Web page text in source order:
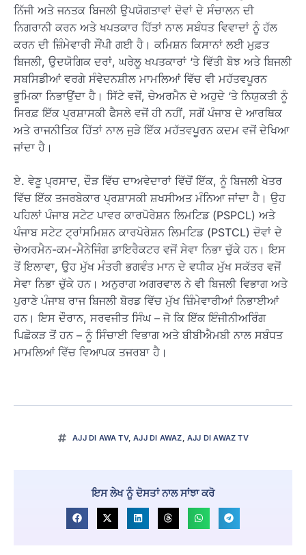
ਨਿੱਜੀ ਅਤੇ ਜਨਤਕ ਬਿਜਲੀ ਉਪਯੋਗਤਾਵਾਂ ਦੋਵਾਂ ਦੇ ਸੰਚਾਲਨ ਦੀ
ਨਿਗਰਾਨੀ ਕਰਨ ਅਤੇ ਖਪਤਕਾਰ ਹਿੱਤਾਂ ਨਾਲ ਸਬੰਧਤ ਵਿਵਾਦਾਂ ਨੂੰ ਹੱਲ
ਕਰਨ ਦੀ ਜ਼ਿੰਮੇਵਾਰੀ ਸੌਂਪੀ ਗਈ ਹੈ। ਕਮਿਸ਼ਨ ਕਿਸਾਨਾਂ ਲਈ ਮੁਫ਼ਤ
ਬਿਜਲੀ, ਉਦਯੋਗਿਕ ਦਰਾਂ, ਘਰੇਲੂ ਖਪਤਕਾਰਾਂ ‘ਤੇ ਵਿੱਤੀ ਬੋਝ ਅਤੇ ਬਿਜਲੀ
ਸਬਸਿਡੀਆਂ ਵਰਗੇ ਸੰਵੇਦਨਸ਼ੀਲ ਮਾਮਲਿਆਂ ਵਿੱਚ ਵੀ ਮਹੱਤਵਪੂਰਨ
ਭੂਮਿਕਾ ਨਿਭਾਉਂਦਾ ਹੈ। ਸਿੱਟੇ ਵਜੋਂ, ਚੇਅਰਮੈਨ ਦੇ ਅਹੁਦੇ ‘ਤੇ ਨਿਯੁਕਤੀ ਨੂੰ
ਸਿਰਫ਼ ਇੱਕ ਪ੍ਰਸ਼ਾਸਕੀ ਫੈਸਲੇ ਵਜੋਂ ਹੀ ਨਹੀਂ, ਸਗੋਂ ਪੰਜਾਬ ਦੇ ਆਰਥਿਕ
ਅਤੇ ਰਾਜਨੀਤਿਕ ਹਿੱਤਾਂ ਨਾਲ ਜੁੜੇ ਇੱਕ ਮਹੱਤਵਪੂਰਨ ਕਦਮ ਵਜੋਂ ਦੇਖਿਆ
ਜਾਂਦਾ ਹੈ।
ਏ. ਵੇਣੂ ਪ੍ਰਸਾਦ, ਦੌੜ ਵਿੱਚ ਦਾਅਵੇਦਾਰਾਂ ਵਿੱਚੋਂ ਇੱਕ, ਨੂੰ ਬਿਜਲੀ ਖੇਤਰ
ਵਿੱਚ ਇੱਕ ਤਜਰਬੇਕਾਰ ਪ੍ਰਸ਼ਾਸਕੀ ਸ਼ਖਸੀਅਤ ਮੰਨਿਆ ਜਾਂਦਾ ਹੈ। ਉਹ
ਪਹਿਲਾਂ ਪੰਜਾਬ ਸਟੇਟ ਪਾਵਰ ਕਾਰਪੋਰੇਸ਼ਨ ਲਿਮਟਿਡ (PSPCL) ਅਤੇ
ਪੰਜਾਬ ਸਟੇਟ ਟ੍ਰਾਂਸਮਿਸ਼ਨ ਕਾਰਪੋਰੇਸ਼ਨ ਲਿਮਟਿਡ (PSTCL) ਦੋਵਾਂ ਦੇ
ਚੇਅਰਮੈਨ-ਕਮ-ਮੈਨੇਜਿੰਗ ਡਾਇਰੈਕਟਰ ਵਜੋਂ ਸੇਵਾ ਨਿਭਾ ਚੁੱਕੇ ਹਨ। ਇਸ
ਤੋਂ ਇਲਾਵਾ, ਉਹ ਮੁੱਖ ਮੰਤਰੀ ਭਗਵੰਤ ਮਾਨ ਦੇ ਵਧੀਕ ਮੁੱਖ ਸਕੱਤਰ ਵਜੋਂ
ਸੇਵਾ ਨਿਭਾ ਚੁੱਕੇ ਹਨ। ਅਨੁਰਾਗ ਅਗਰਵਾਲ ਨੇ ਵੀ ਬਿਜਲੀ ਵਿਭਾਗ ਅਤੇ
ਪੁਰਾਣੇ ਪੰਜਾਬ ਰਾਜ ਬਿਜਲੀ ਬੋਰਡ ਵਿੱਚ ਮੁੱਖ ਜ਼ਿੰਮੇਵਾਰੀਆਂ ਨਿਭਾਈਆਂ
ਹਨ। ਇਸ ਦੌਰਾਨ, ਸਰਵਜੀਤ ਸਿੰਘ – ਜੋ ਕਿ ਇੱਕ ਇੰਜੀਨੀਅਰਿੰਗ
ਪਿਛੋਕੜ ਤੋਂ ਹਨ – ਨੂੰ ਸਿੰਚਾਈ ਵਿਭਾਗ ਅਤੇ ਬੀਬੀਐਮਬੀ ਨਾਲ ਸਬੰਧਤ
ਮਾਮਲਿਆਂ ਵਿੱਚ ਵਿਆਪਕ ਤਜਰਬਾ ਹੈ।
AJJ DI AWA TV,AJJ DI AWAZ AJJ DI AWAZ TV
ਇਸ ਲੇਖ ਨੂੰ ਦੋਸਤਾਂ ਨਾਲ ਸਾਂਝਾ ਕਰੋ